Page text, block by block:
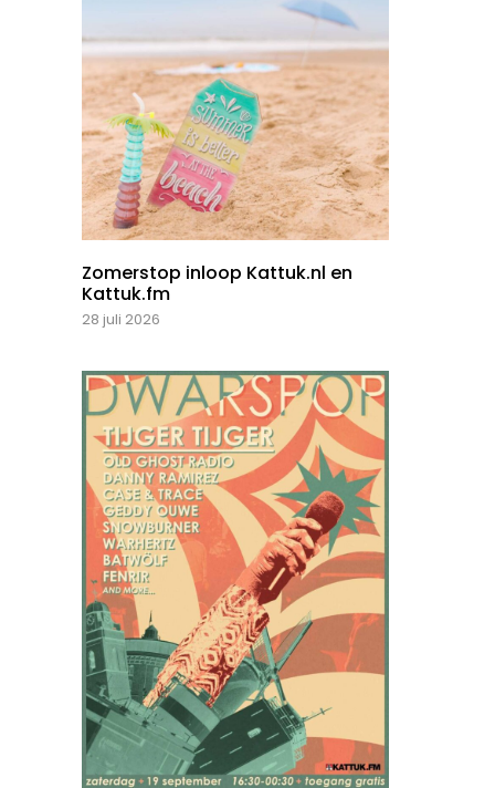
Zomerstop inloop Kattuk.nl en
Kattuk.fm
28 juli 2026